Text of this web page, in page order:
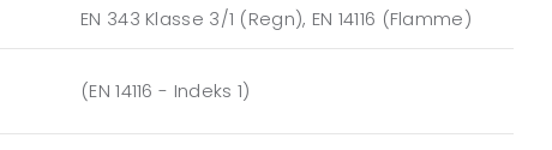
EN 343 Klasse 3/1 (Regn), EN 14116 (Flamme)
(EN 14116 - Indeks 1)